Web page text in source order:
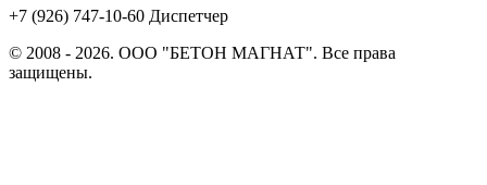
+7 (926) 747-10-60 Диспетчер
© 2008 - 2026. ООО "БЕТОН МАГНАТ". Все права
защищены.